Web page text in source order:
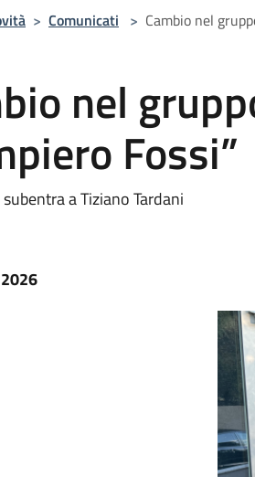
> Comunicati > Cambio nel
nel
Fossi”
subentra a Tiziano Tardani